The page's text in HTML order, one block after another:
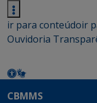
ir para conteúdoir
Ouvidoria
CBMMS